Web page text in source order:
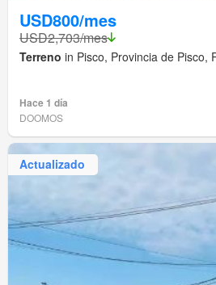
USD800/mes
USD2,703/mes
Terreno in Pisco, Provincia de Pisco,
Hace 1 día
DOOMOS
Actualizado